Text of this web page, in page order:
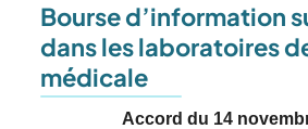
Bourse d’information
dans les laboratoires
médicale
Accord du 14